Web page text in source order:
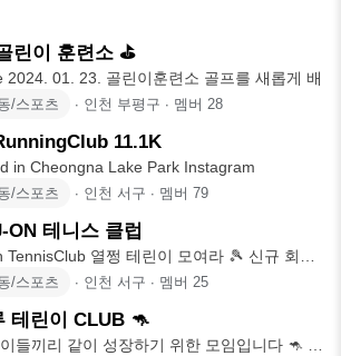
린이 훈련소 ⛳️
⛳️ since 2024. 01. 23. 골린이훈련소 골프를 새롭게 배
/스포츠 ∙ 인천 부평구 ∙ 멤버 28
11.1K
📍Based in Cheongna Lake Park Instagram
/스포츠 ∙ 인천 서구 ∙ 멤버 79
ON 테니스 클럽
열쩡 테린이 모여라 🎾 신규 회원
/스포츠 ∙ 인천 서구 ∙ 멤버 25
테린이 CLUB 🦘
들끼리 같이 성장하기 위한 모임입니다 🦘 ✅️